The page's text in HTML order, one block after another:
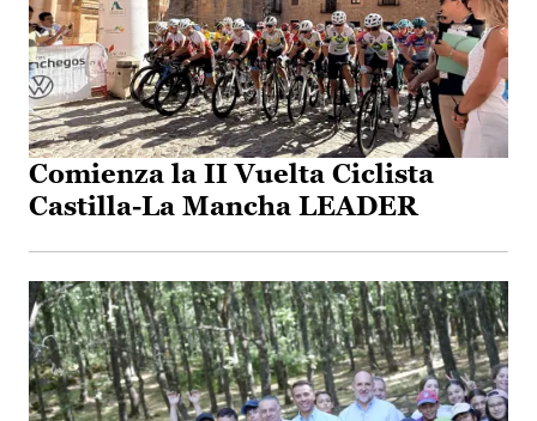
Comienza la II Vuelta Ciclista
Castilla-La Mancha LEADER